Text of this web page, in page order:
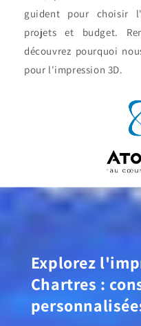
guident pour choisir
projets et budget.
découvrez pourquoi
pour l'impression 3D.
Explorez
Chartres :